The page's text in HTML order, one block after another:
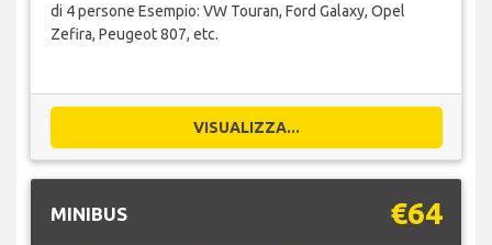
di 4 persone Esempio: VW Touran, Ford Galaxy, Opel
Zefira, Peugeot 807, etc.
VISUALIZZA...
MINIBUS €64